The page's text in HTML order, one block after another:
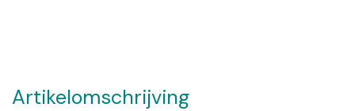
Artikelomschrijving